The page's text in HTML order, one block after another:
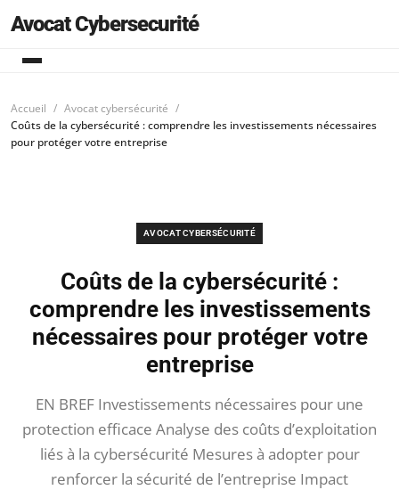
Avocat Cybersecurité
Accueil
Avocat cybersécurité
Coûts de la cybersécurité : comprendre les investissements nécessaires
pour protéger votre entreprise
AVOCAT CYBERSÉCURITÉ
Coûts de la cybersécurité :
comprendre les investissements
nécessaires pour protéger votre
entreprise
EN BREF Investissements nécessaires pour une
protection efficace Analyse des coûts d’exploitation
liés à la cybersécurité Mesures à adopter pour
renforcer la sécurité de l’entreprise Impact